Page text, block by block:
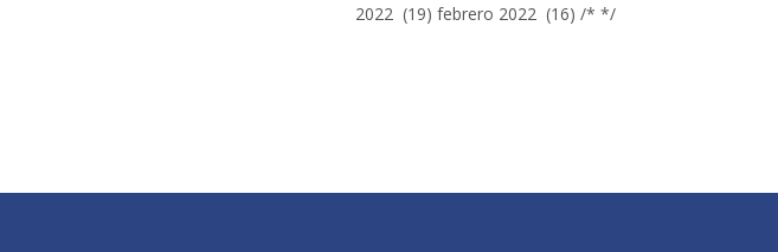
2022 (19) febrero 2022 (16) /* */